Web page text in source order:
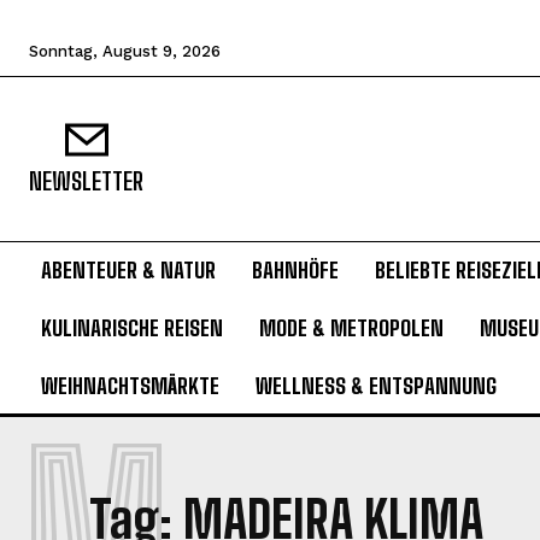
Sonntag, August 9, 2026
NEWSLETTER
ABENTEUER & NATUR BAHNHÖFE BELIEBTE
KULINARISCHE REISEN MODE & METROPOLEN
WEIHNACHTSMÄRKTE WELLNESS & ENTSPANNUNG
Tag: MADEIRA KLIMA